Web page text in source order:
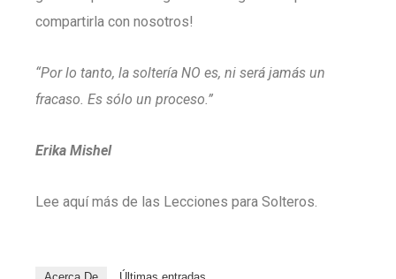
compartirla con nosotros!
“Por lo tanto, la soltería NO es, ni será jamás un
fracaso. Es sólo un proceso.”
Erika Mishel
Lee aquí más de las Lecciones para Solteros.